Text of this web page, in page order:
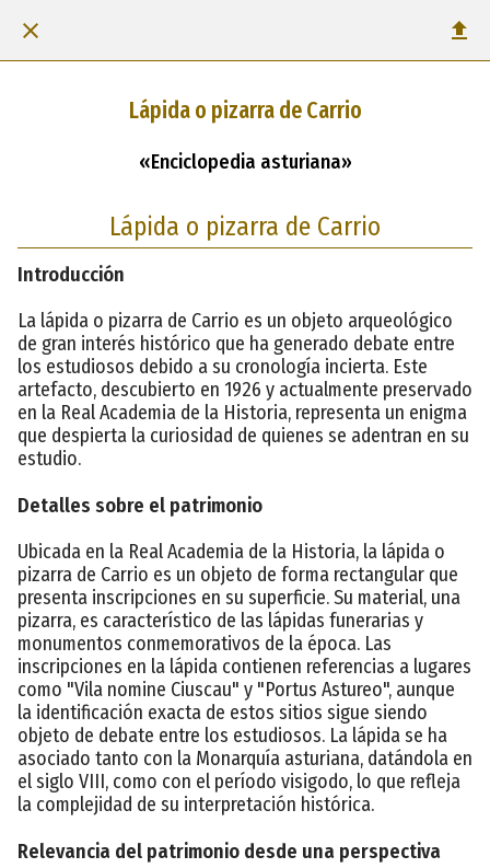
Lápida o pizarra de Carrio
«Enciclopedia asturiana»
Lápida o pizarra de Carrio
Introducción
La lápida o pizarra de Carrio es un objeto arqueológico
de gran interés histórico que ha generado debate entre
los estudiosos debido a su cronología incierta. Este
artefacto, descubierto en 1926 y actualmente preservado
en la Real Academia de la Historia, representa un enigma
que despierta la curiosidad de quienes se adentran en su
estudio.
Detalles sobre el patrimonio
Ubicada en la Real Academia de la Historia, la lápida o
pizarra de Carrio es un objeto de forma rectangular que
presenta inscripciones en su superficie. Su material, una
pizarra, es característico de las lápidas funerarias y
monumentos conmemorativos de la época. Las
inscripciones en la lápida contienen referencias a lugares
como "Vila nomine Ciuscau" y "Portus Astureo", aunque
la identificación exacta de estos sitios sigue siendo
objeto de debate entre los estudiosos. La lápida se ha
asociado tanto con la Monarquía asturiana, datándola en
el siglo VIII, como con el período visigodo, lo que refleja
la complejidad de su interpretación histórica.
Relevancia del patrimonio desde una perspectiva